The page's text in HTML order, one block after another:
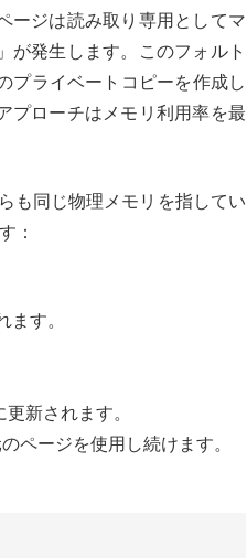
ージは読み取り専用としてマ
が発生します。このフォルト
プライベートコピーを作成し
プローチはメモリ利用率を最
も同じ物理メモリを指してい
：
す。
新されます。
ページを使用し続けます。